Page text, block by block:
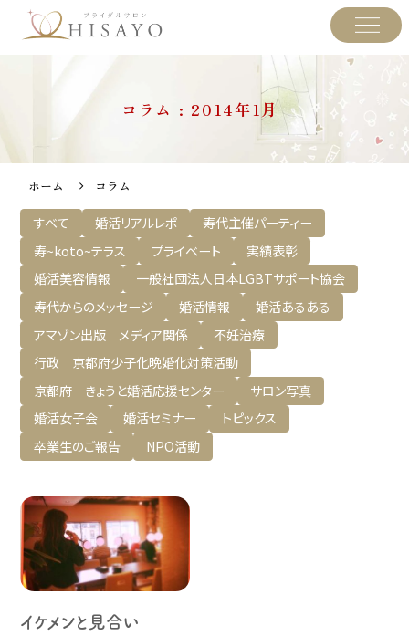
コラム : 2014年1月
ホーム コラム
すべて 婚活リアルレポ
寿代主催パーティー
寿~koto~テラス
プライベート
実績表彰
婚活美容情報
一般社団法人日本LGBTサポート協会
寿代からのメッセージ
婚活情報
婚活あるある
アマゾン出版 メディア関係
不妊治療
行政 京都府少子化晩婚化対策活動
京都府 きょうと婚活応援センター
サロン写真
婚活女子会
婚活セミナー
トピックス
卒業生のご報告
NPO活動
イケメンと見合い